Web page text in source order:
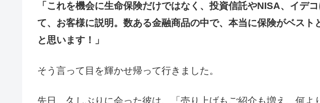
「これを機会に生命保険だけではなく、投資信託やNISA、イデ
て、お客様に説明。数ある金融商品の中で、本当に保険がベスト
と思います！」
そう言って目を輝かせ帰って行きました。
先日、久しぶりに会った彼は、「売り上げもご紹介も増え、何よ